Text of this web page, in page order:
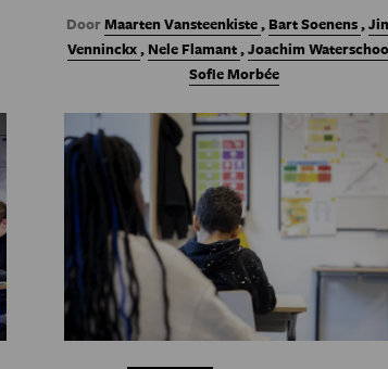
DoorMaarten Vansteenkiste, Bart Soenens,
Venninckx, Nele Flamant,Joachim
Sofie Morbée